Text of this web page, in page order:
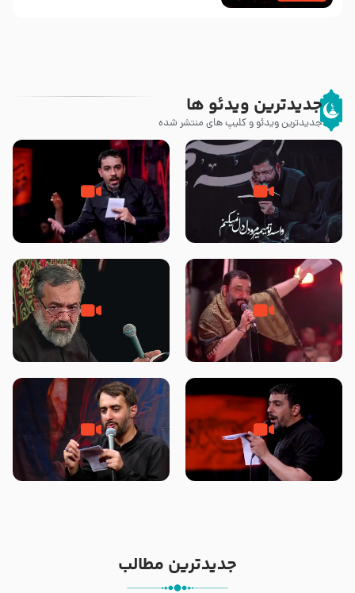
جدیدترین ویدئو ها
جدیدترین ویدئو و کلیپ های منتشر شده
مصداق کربلا – حاج حسین سیب
سرخی
شور ، حسینا! به‌ حق زهرا «أُنْظُرْ
إِلَینا» – عزاداری شب هفتم ماه
جانا جانا ابی عبدالله – کربلایی جواد
مقدم – شب هشتم محرم 1448 –
مادر منم مثل تو خمیدم – حاج
محمود کریمی – شهادت حضرت
هیئت رایة العباس علیه السلام
تک ، عبّاس، صاحب دل‌هاست –
حاج حنیف طاهری – عزاداری شب
من غلام نوکراتم من عاشق کربلاتم
– شور زمینه – شب هفتم – محرم
جدیدترین مطالب